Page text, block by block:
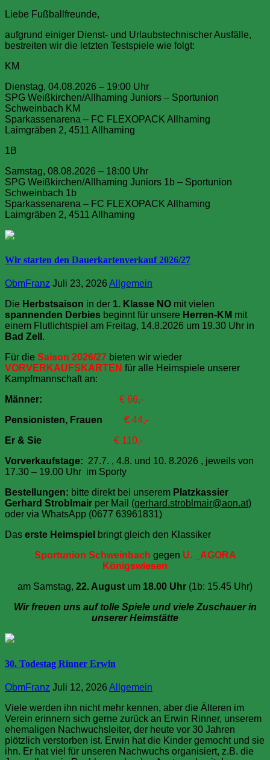
Liebe Fußballfreunde,
aufgrund einiger Dienst- und Urlaubstechnischer Ausfälle,
bestreiten wir die letzten Testspiele wie folgt:
KM
Dienstag, 04.08.2026 – 19:00 Uhr
SPG Weißkirchen/Allhaming Juniors – Sportunion
Schweinbach KM
Sparkassenarena – FC FLEXOPACK Allhaming
Laimgräben 2, 4511 Allhaming
1B
Samstag, 08.08.2026 – 18:00 Uhr
SPG Weißkirchen/Allhaming Juniors 1b – Sportunion
Schweinbach 1b
Sparkassenarena – FC FLEXOPACK Allhaming
Laimgräben 2, 4511 Allhaming
Wir starten den Dauerkartenverkauf 2026/27
ObmFranz Juli 23, 2026 Allgemein
Die Herbstsaison in der 1. Klasse NO mit vielen
spannenden Derbies beginnt für unsere Herren-KM mit
einem Flutlichtspiel am Freitag, 14.8.2026 um 19.30 Uhr in
Bad Zell .
Für die Saison 2026/27 bieten wir wieder
VORVERKAUFSKARTEN für alle Heimspiele unserer
Kampfmannschaft an:
Männer:
€ 66,-
Pensionisten, Frauen
€ 44,-
Er & Sie
€ 110,-
Vorverkaufstage: 27.7. , 4.8. und 10. 8.2026 , jeweils von
17.30 – 19.00 Uhr im Sporty
Bestellungen: bitte direkt bei unserem Platzkassier
Gerhard Stroblmair per Mail (gerhard.stroblmair@aon.at)
oder via WhatsApp (0677 63961831)
Das erste Heimspiel bringt gleich den Klassiker
Sportunion Schweinbach gegen U. _AGORA
Königswiesen
am Samstag, 22. August um 18.00 Uhr (1b: 15.45 Uhr)
Wir freuen uns auf tolle Spiele und viele Zuschauer in
unserer Heimstätte
30. Todestag Rinner Erwin
ObmFranz Juli 12, 2026 Allgemein
Viele werden ihn nicht mehr kennen, aber die Älteren im
Verein erinnern sich gerne zurück an Erwin Rinner, unserem
ehemaligen Nachwuchsleiter, der heute vor 30 Jahren
plötzlich verstorben ist. Erwin hat die Kinder gemocht und sie
ihn. Er hat viel für unseren Nachwuchs organisiert, z.B. die